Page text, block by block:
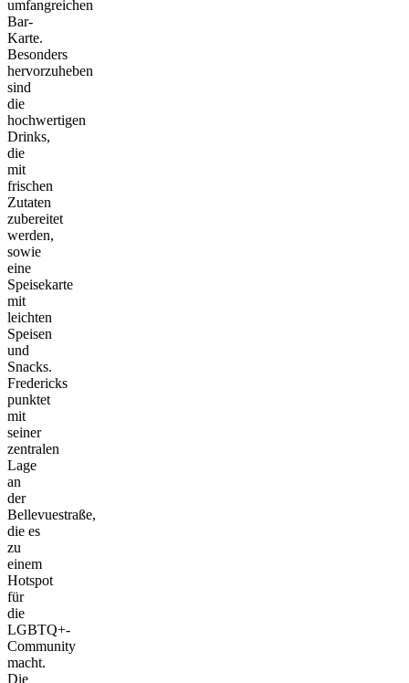
umfangreichen
Bar-
Karte.
Besonders
hervorzuheben
sind
die
hochwertigen
Drinks,
die
mit
frischen
Zutaten
zubereitet
werden,
sowie
eine
Speisekarte
mit
leichten
Speisen
und
Snacks.
Fredericks
punktet
mit
seiner
zentralen
Lage
an
der
Bellevuestraße,
die es
zu
einem
Hotspot
für
die
LGBTQ+-
Community
macht.
Die